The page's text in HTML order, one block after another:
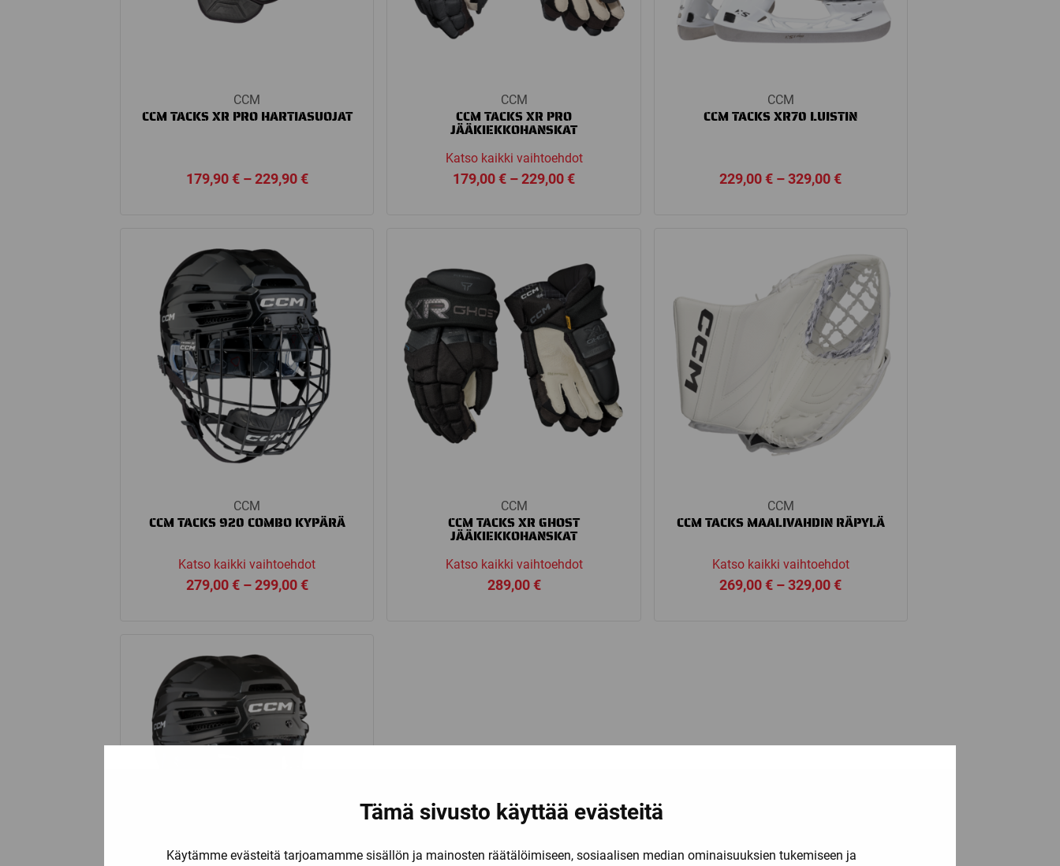
Tämä sivusto käyttää evästeitä
Käytämme evästeitä tarjoamamme sisällön ja mainosten räätälöimiseen, sosiaalisen median ominaisuuksien tukemiseen ja
CCM
CCM TACKS XR PRO HARTIASUOJAT
179,90€ – 229,90€Price
CCM
CCM TACKS XR PRO
JÄÄKIEKKOHANSKAT
Katso kaikki vaihtoehdot
179,00€ –229,00€Price
229,00 €
CCM
CCM TACKS XR70 LUISTIN
229,00€ – 329,00€Price
329,00 €
CCM
CCM TACKS 920 COMBO KYPÄRÄ
Katso kaikki vaihtoehdot
279,00€ – 299,00€Price
CCM
CCM TACKS XR GHOST
JÄÄKIEKKOHANSKAT
Katso kaikki vaihtoehdot
289,00€
CCM
CCM TACKS MAALIVAHDIN RÄPYLÄ
Katso kaikki vaihtoehdot
269,00€ – 329,00€Price